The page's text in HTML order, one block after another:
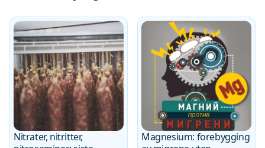
Nitrater, nitritter,
Magnesium: forebygging